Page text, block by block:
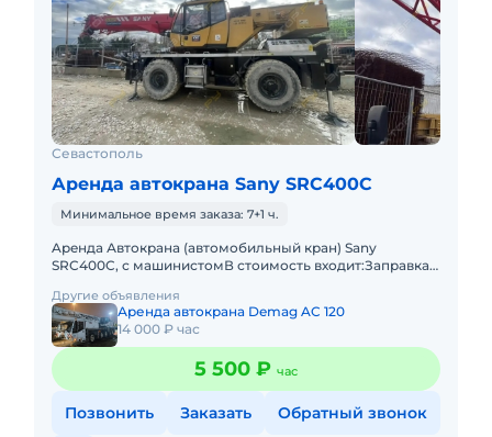
Севастополь
Аренда автокрана Sany SRC400C
Минимальное время заказа: 7+1 ч.
Apeнда Автокрана (автомобильный кран) Sany
SRC400C, с машинистомВ стоимость входит:Заправка
необходимыми документами и
Другие объявления
Аренда автокрана Demag AC 120
14 000 ₽ час
5 500 ₽ час
Позвонить Заказать Обратный звонок